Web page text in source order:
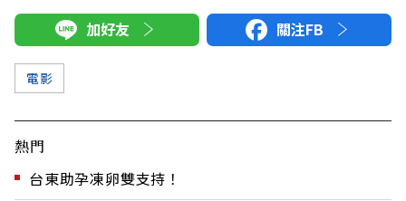
加好友 關注FB
電影
熱門
台東助孕凍卵雙支持！